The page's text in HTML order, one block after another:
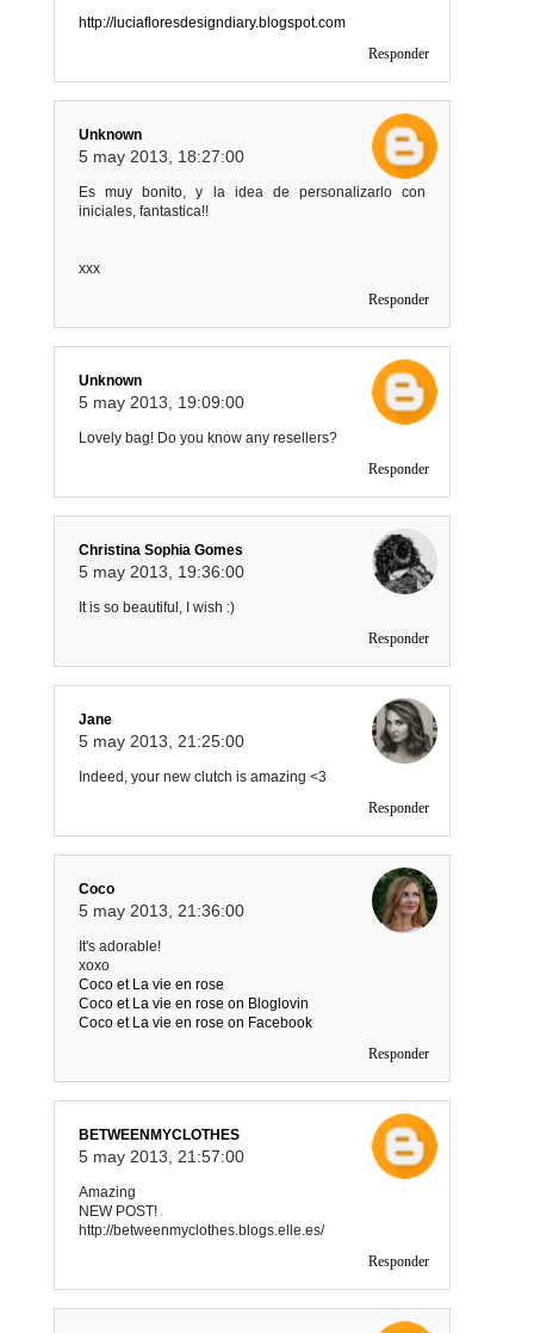
http://luciafloresdesigndiary.blogspot.com
Responder
Unknown
5 may 2013, 18:27:00
Es muy bonito, y la idea de personalizarlo con
iniciales, fantastica!!
xxx
Responder
Unknown
5 may 2013, 19:09:00
Lovely bag! Do you know any resellers?
Responder
Christina Sophia Gomes
5 may 2013, 19:36:00
It is so beautiful, I wish :)
Responder
Jane
5 may 2013, 21:25:00
Indeed, your new clutch is amazing <3
Responder
Coco
5 may 2013, 21:36:00
It's adorable!
xoxo
Coco et La vie en rose
Coco et La vie en rose on Bloglovin
Coco et La vie en rose on Facebook
Responder
BETWEENMYCLOTHES
5 may 2013, 21:57:00
Amazing
NEW POST!
http://betweenmyclothes.blogs.elle.es/
Responder